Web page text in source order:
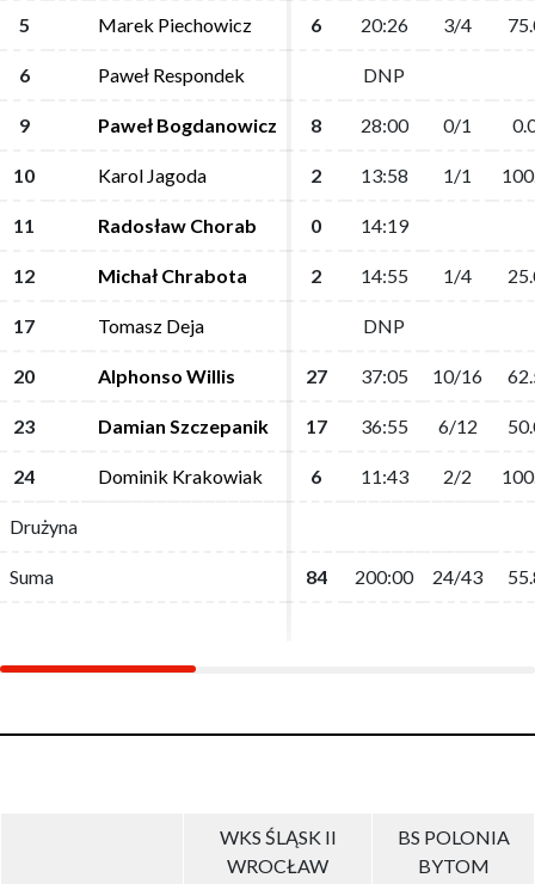
5 Marek Piechowicz 6 20:26 3/4
6 Paweł Respondek DNP
9 Paweł Bogdanowicz 8 28:00 0/1
10 Karol Jagoda 2 13:58 1/1
11 Radosław Chorab 0 14:19
12 Michał Chrabota 2 14:55 1/4
17 Tomasz Deja DNP
20 Alphonso Willis 27 37:05 10/16
23 Damian Szczepanik 17 36:55 6/12
24 Dominik Krakowiak 6 11:43 2/2
Drużyna
Suma 84 200:00 24/43
5 Marek Piechowicz 6 20:26 3/4
6 Paweł Respondek DNP
9 Paweł Bogdanowicz 8 28:00 0/1
10 Karol Jagoda 2 13:58 1/1
11 Radosław Chorab 0 14:19
12 Michał Chrabota 2 14:55 1/4
17 Tomasz Deja DNP
20 Alphonso Willis 27 37:05 10/16
23 Damian Szczepanik 17 36:55 6/12
24 Dominik Krakowiak 6 11:43 2/2
Drużyna
Suma 84 200:00 24/43
WKS ŚLĄSK II
WROCŁAW
BS POLONIA
BYTOM